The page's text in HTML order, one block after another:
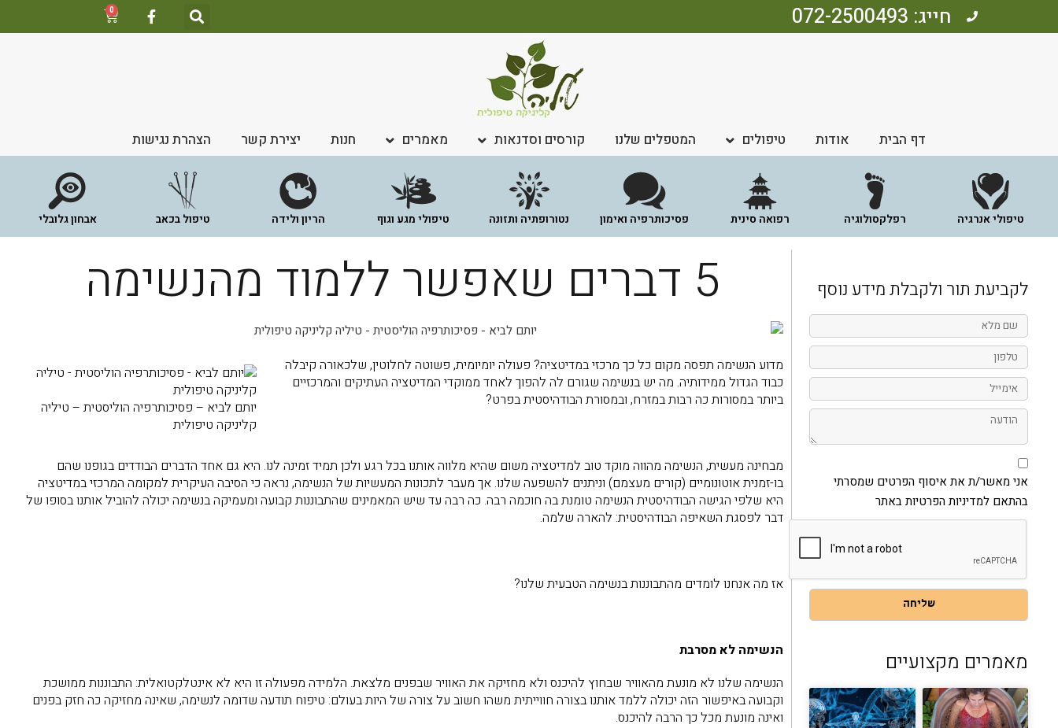
חייג: 072-2500493 0
דף הבית אודות טיפולים המטפלים שלנו קורסים וסדנאות מאמרים חנות יצירת קשר הצהרת נגישות
טיפולי אנרגיה רפלקסולוגיה רפואה סינית פסיכותרפיה ואימון נטורופתיה ותזונה טיפולי מגע וגוף הריון ולידה טיפול בכאב אבחון גלובלי
לקביעת תור ולקבלת מידע נוסף
שם
מלא
טלפון
אימייל
הודעה
אני
מאשר/ת
את
הפרטים
שמסרתי
באתר
אני מאשר/ת את איסוף הפרטים שמסרתי
בהתאם למדיניות הפרטיות באתר
שליחה
מאמרים מקצועיים
5 דברים שאפשר ללמוד מהנשימה
יותם לביא – פסיכותרפיה הוליסטית – טיליה
קליניקה טיפולית
מדוע הנשימה תפסה מקום כל כך מרכזי במדיטציה? פעולה יומיומית, פשוטה לחלוטין, שלכאורה קיבלה
כבוד הגדול ממידותיה. מה יש בנשימה שגורם לה להפוך לאחד ממוקדי המדיטציה העתיקים והמרכזיים
ביותר במסורות כה רבות במזרח, ובמסורת הבודהיסטית בפרט?
מבחינה מעשית, הנשימה מהווה מוקד טוב למדיטציה משום שהיא מלווה אותנו בכל רגע ולכן תמיד זמינה לנו. היא גם אחד הדברים הבודדים בגופנו שהם
בו-זמנית אוטונומיים (קורים מעצמם) וניתנים להשפעה שלנו. אך מעבר לתכונות המעשיות של הנשימה, נראה כי הסיבה העיקרית למקומה המרכזי במדיטציה
היא שלפי הגישה הבודהיסטית הנשימה טומנת בה חוכמה רבה. כה רבה עד שיש המאמינים שהתבוננות קבועה ומעמיקה בנשימה יכולה להוביל אותנו בסופו של
דבר לפסגת השאיפה הבודהיסטית: להארה שלמה.
אז מה אנחנו לומדים מהתבוננות בנשימה הטבעית שלנו?
הנשימה לא מסרבת
הנשימה שלנו לא מונעת מהאוויר שבחוץ להיכנס ולא מחזיקה את האוויר שבפנים מלצאת. הלמידה מפעולה זו היא לא אינטלקטואלית: התבוננות ממושכת
וקבועה באיפשור הזה יכולה ללמד אותנו בצורה חווייתית משהו חשוב על צורה של היות בעולם: טיפוח תודעה שדומה לנשימה, שאינה מחזיקה כה חזק בפנים
ואינה מונעת מכל כך הרבה להיכנס.